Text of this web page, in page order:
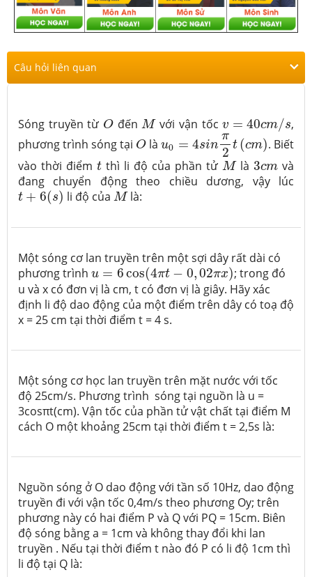
Câu hỏi liên quan
Sóng truyền từ O
OđếnM
Mvới vận tốcv = 40cm/s
v 40cm/s
,
phương trình sóng tại O
O làu0 = 4sin
π
2
t (cm)
u0 =4s nπ2t (cm)
. Biết
vào thời điểm t
tthì li độ của phần tử M
Mlà3cm
3cm và
đang chuyển động theo chiều dương, vậy lúc
t + 6(s)
t+6(s) li độ của M
Mlà:
Một sóng cơ lan truyền trên một sợi dây rất dài có
phương trình u = 6cos(4πt − 0,02πx)
u=6cos(4πt−0,02πx)
; trong đó
u và x có đơn vị là cm, t có đơn vị là giây. Hãy xác
định li độ dao động của một điểm trên dây có toạ độ
x = 25 cm tại thời điểm t = 4 s.
Một sóng cơ học lan truyền trên mặt nước với tốc
độ 25cm/s. Phương trình sóng tại nguồn là u =
3cosπt(cm). Vận tốc của phần tử vật chất tại điểm M
cách O một khoảng 25cm tại thời điểm t = 2,5s là:
Nguồn sóng ở O dao động với tần số 10Hz, dao động
truyền đi với vận tốc 0,4m/s theo phương Oy; trên
phương này có hai điểm P và Q với PQ = 15cm. Biên
độ sóng bằng a = 1cm và không thay đổi khi lan
truyền . Nếu tại thời điểm t nào đó P có li độ 1cm thì
li độ tại Q là: